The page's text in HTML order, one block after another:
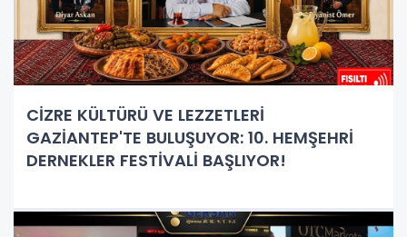
CİZRE KÜLTÜRÜ VE LEZZETLERİ
GAZİANTEP'TE BULUŞUYOR: 10. HEMŞEHRİ
DERNEKLER FESTİVALİ BAŞLIYOR!